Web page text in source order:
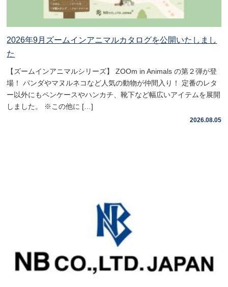
2026年9月ズームインアニマルカタログを公開いたしまし
た
【ズームインアニマルシリーズ】 ZOOm in Animals の第２弾が登
場！ パンダやマヌルネコなど人気の動物が仲間入り！ 定番のレタ
ー以外にもペンケースやハンカチ、靴下など幅広いアイテムを展開
しました。 ※この他に […]
2026.08.05